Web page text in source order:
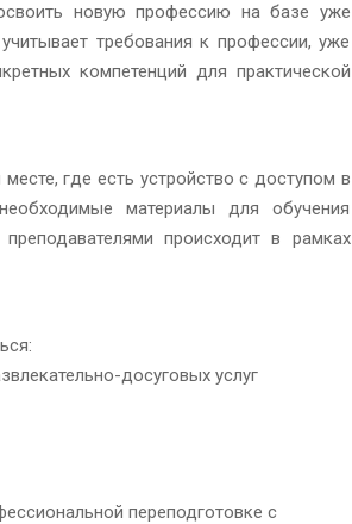
новую профессию на базе уже
требования к профессии, уже
компетенций для практической
где есть устройство с доступом в
материалы для обучения
происходит в рамках
досуговых услуг
переподготовке с